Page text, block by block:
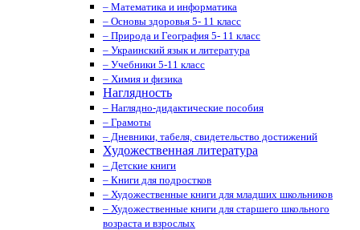
– Математика и информатика
– Основы здоровья 5- 11 класс
– Природа и География 5- 11 класс
– Украинский язык и литература
– Учебники 5-11 класс
– Химия и физика
Наглядность
– Наглядно-дидактические пособия
– Грамоты
– Дневники, табеля, свидетельство достижений
Художественная литература
– Детские книги
– Книги для подростков
– Художественные книги для младших школьников
– Художественные книги для старшего школьного
возраста и взрослых